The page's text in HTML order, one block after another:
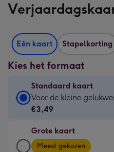
Eén kaart Stapelkorting
Kies het formaat
Standaard kaart
Standaard
kaart
€3,49
-
Voor de kleine
€3,49
Grote kaart
Grote
Meest gekozen